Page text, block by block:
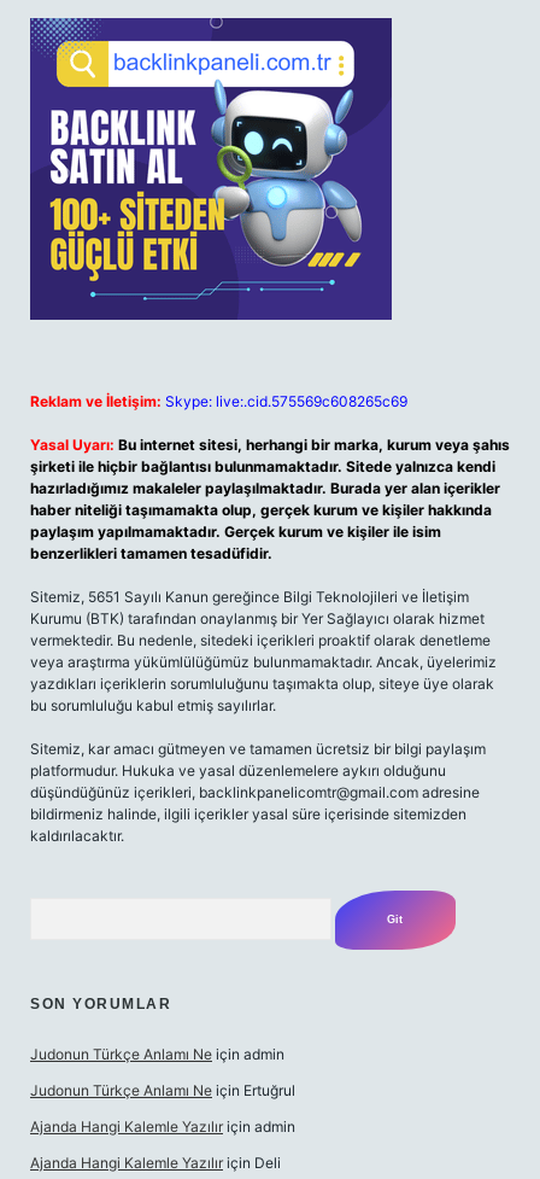
Reklam ve İletişim: Skype: live:.cid.575569c608265c69
Yasal Uyarı: Bu internet sitesi, herhangi bir marka, kurum veya şahıs
şirketi ile hiçbir bağlantısı bulunmamaktadır. Sitede yalnızca kendi
hazırladığımız makaleler paylaşılmaktadır. Burada yer alan içerikler
haber niteliği taşımamakta olup, gerçek kurum ve kişiler hakkında
paylaşım yapılmamaktadır. Gerçek kurum ve kişiler ile isim
benzerlikleri tamamen tesadüfidir.
Sitemiz, 5651 Sayılı Kanun gereğince Bilgi Teknolojileri ve İletişim
Kurumu (BTK) tarafından onaylanmış bir Yer Sağlayıcı olarak hizmet
vermektedir. Bu nedenle, sitedeki içerikleri proaktif olarak denetleme
veya araştırma yükümlülüğümüz bulunmamaktadır. Ancak, üyelerimiz
yazdıkları içeriklerin sorumluluğunu taşımakta olup, siteye üye olarak
bu sorumluluğu kabul etmiş sayılırlar.
Sitemiz, kar amacı gütmeyen ve tamamen ücretsiz bir bilgi paylaşım
platformudur. Hukuka ve yasal düzenlemelere aykırı olduğunu
düşündüğünüz içerikleri, backlinkpanelicomtr@gmail.com adresine
bildirmeniz halinde, ilgili içerikler yasal süre içerisinde sitemizden
kaldırılacaktır.
SON YORUMLAR
Judonun Türkçe Anlamı Ne için admin
Judonun Türkçe Anlamı Ne için Ertuğrul
Ajanda Hangi Kalemle Yazılır için admin
Ajanda Hangi Kalemle Yazılır için Deli